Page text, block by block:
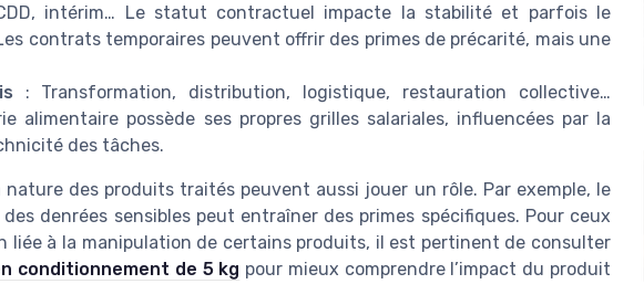
intérim… Le statut contractuel impacte la stabilité et parfois le
contrats temporaires peuvent offrir des primes de précarité, mais une
: Transformation, distribution, logistique, restauration collective…
alimentaire possède ses propres grilles salariales, influencées par la
des tâches.
des produits traités peuvent aussi jouer un rôle. Par exemple, le
denrées sensibles peut entraîner des primes spécifiques. Pour ceux
liée à la manipulation de certains produits, il est pertinent de consulter
conditionnement de 5 kg pour mieux comprendre l’impact du produit